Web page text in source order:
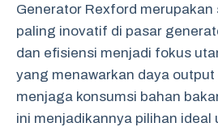
Generator Rexford merupakan
paling inovatif di pasar
dan efisiensi menjadi fokus
yang menawarkan daya
menjaga konsumsi bahan
ini menjadikannya pilihan ideal